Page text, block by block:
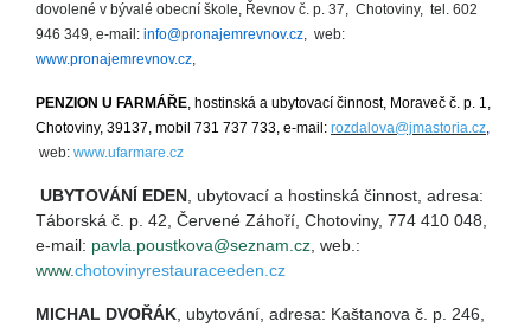
dovolené v bývalé obecní škole, Řevnov č. p. 37, Chotoviny, tel. 602
946 349, e-mail: info@pronajemrevnov.cz, web:
www.pronajemrevnov.cz,
PENZION U FARMÁŘE, hostinská a ubytovací činnost, Moraveč č. p. 1,
Chotoviny, 39137, mobil 731 737 733, e-mail: rozdalova@jmastoria.cz,
web: www.ufarmare.cz
UBYTOVÁNÍ EDEN, ubytovací a hostinská činnost, adresa:
Táborská č. p. 42, Červené Záhoří, Chotoviny, 774 410 048,
e-mail: pavla.poustkova@seznam.cz, web.:
www.chotovinyrestauraceeden.cz
MICHAL DVOŘÁK, ubytování, adresa: Kaštanova č. p. 246,